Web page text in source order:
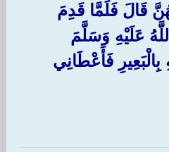
قَالَ فَلَمَّا قَدِمَ
عَلَيْهِ وَسَلَّمَ
بِالْبَعِيرِ فَأَعْطَانِي